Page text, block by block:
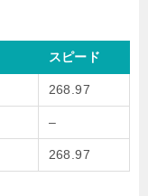
スピード
268.97
–
268.97